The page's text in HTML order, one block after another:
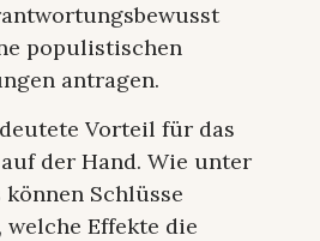
populistischen
antragen.
Vorteil für das
der Hand. Wie unter
Schlüsse
welche Effekte die